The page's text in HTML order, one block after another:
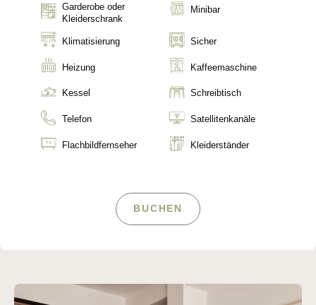
Garderobe oder
Kleiderschrank
Minibar
Klimatisierung Sicher
Heizung Kaffeemaschine
Kessel Schreibtisch
Telefon Satellitenkanäle
Flachbildfernseher Kleiderständer
BUCHEN